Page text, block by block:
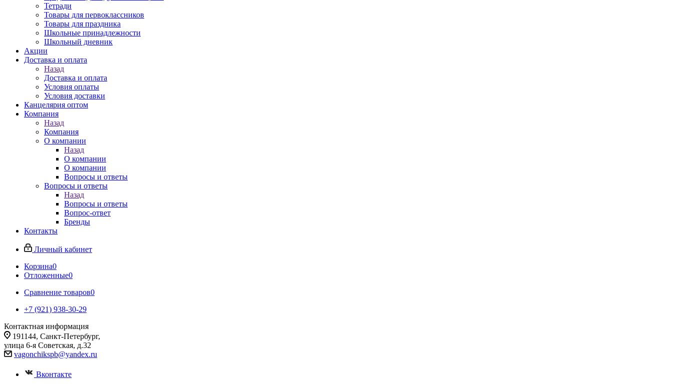
Тетради
Товары для первоклассников
Товары для праздника
Школьные принадлежности
Школьный дневник
Акции
Доставка и оплата
Назад
Доставка и оплата
Условия оплаты
Условия доставки
Канцелярия оптом
Компания
Назад
Компания
О компании
Назад
О компании
О компании
Вопросы и ответы
Вопросы и ответы
Назад
Вопросы и ответы
Вопрос-ответ
Бренды
Контакты
Личный кабинет
Корзина0
Отложенные0
Сравнение товаров0
+7 (921) 938-30-29
Контактная информация
191144, Санкт-Петербург,
улица 6-я Советская, д.32
vagonchikspb@yandex.ru
Вконтакте